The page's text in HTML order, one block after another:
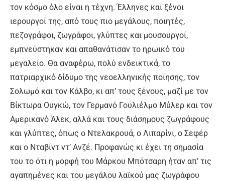
τον κόσμο όλο είναι η τέχνη. Έλληνες και ξένοι
ιερουργοί της, από τους πιο μεγάλους, ποιητές,
πεζογράφοι, ζωγράφοι, γλύπτες και μουσουργοί,
εμπνεύστηκαν και απαθανάτισαν το ηρωικό του
μεγαλείο. Θα αναφέρω, πολύ ενδεικτικά, το
πατριαρχικό δίδυμο της νεοελληνικής ποίησης, τον
Σολωμό και τον Κάλβο, κι απ’ τους ξένους, μαζί με τον
Βίκτωρα Ουγκώ, τον Γερμανό Γουλιέλμο Μύλερ και τον
Αμερικανό Άλεκ, αλλά και τους διάσημους ζωγράφους
και γλύπτες, όπως ο Ντελακρουά, ο Λιπαρίνι, ο Σεφέρ
και ο Νταβίντ ντ’ Ανζέ. Προφανώς κι έχει τη σημασία
του το ότι η μορφή του Μάρκου Μπότσαρη ήταν απ’ τις
αγαπημένες και του μεγάλου λαϊκού μας ζωγράφου